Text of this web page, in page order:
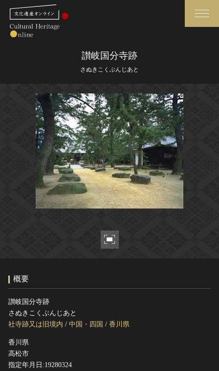
さらに詳細検索
さらに詳細検索
カテゴリで見る
世界遺産と無形文化遺産
全国の美術館・博物館
媒体資料・関連記事等
博物館、美術館の皆さまへ
文化庁よりご挨拶
今月のみどころ
お知らせ一覧
このサイトについて
サイトのご意見はこちら
文化遺産データベース
讃岐国分寺跡
さぬきこくぶんじあと
概要
讃岐国分寺跡
さぬきこくぶんじあと
社寺跡又は旧境内 / 中国・四国 / 香川県
香川県
高松市
指定年月日:19280324